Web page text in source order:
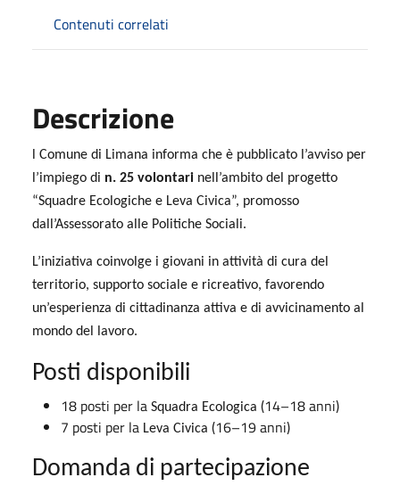
Contenuti correlati
Descrizione
l Comune di Limana informa che è pubblicato l’avviso per
l’impiego di n. 25 volontari nell’ambito del progetto
“Squadre Ecologiche e Leva Civica”, promosso
dall’Assessorato alle Politiche Sociali.
L’iniziativa coinvolge i giovani in attività di cura del
territorio, supporto sociale e ricreativo, favorendo
un’esperienza di cittadinanza attiva e di avvicinamento al
mondo del lavoro.
Posti disponibili
18 posti per la Squadra Ecologica (14–18 anni)
7 posti per la Leva Civica (16–19 anni)
Domanda di partecipazione